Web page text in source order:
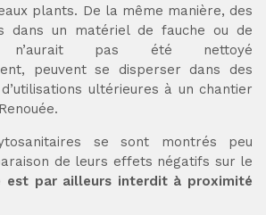
plants. De la même manière, des
dans un matériel de fauche ou de
n’aurait pas été nettoyé
peuvent se disperser dans des
ultérieures à un chantier
se sont montrés peu
de leurs effets négatifs sur le
est par ailleurs interdit à proximité